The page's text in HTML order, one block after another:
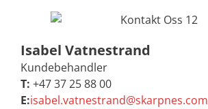
Isabel Vatnestrand
Kundebehandler
T: +47 37 25 88 00
E:isabel.vatnestrand@skarpnes.com